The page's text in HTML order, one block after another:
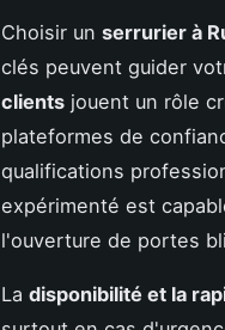
Choisir un serrurier à
clés peuvent guider
clients jouent un rôle
plateformes de
qualifications
expérimenté est
l'ouverture de portes
La disponibilité et la